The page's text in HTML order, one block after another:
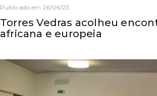
Publicado em 26/06/23
Torres Vedras acolheu
africana e europeia